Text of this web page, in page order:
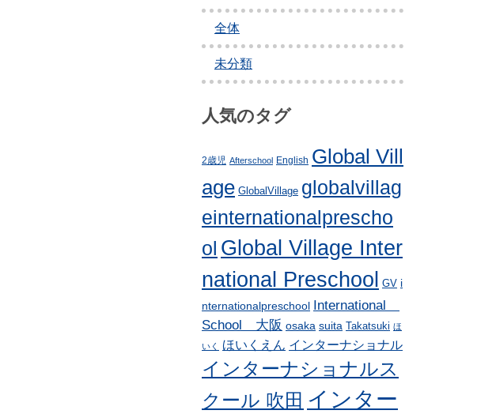
全体
未分類
人気のタグ
2歳児 Afterschool English Global Vill
age GlobalVillage globalvillag
einternationalprescho
ol Global Village Inter
national Preschool GV i
nternationalpreschool International
School 大阪 osaka suita Takatsuki ほ
いく ほいくえん インターナショナル
インターナショナルス
クール 吹田 インター